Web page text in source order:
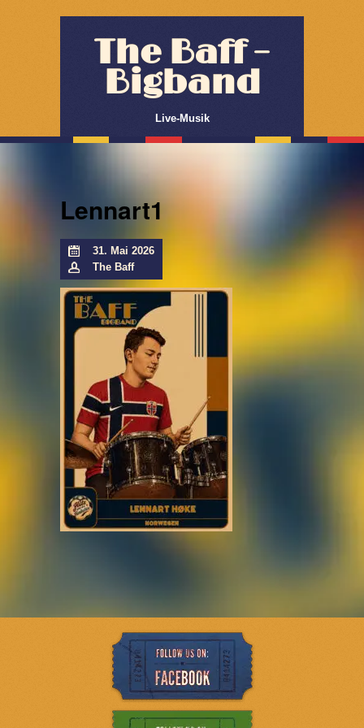
The Baff –
Bigband
Live-Musik
Lennart1
31. Mai 2026
The Baff